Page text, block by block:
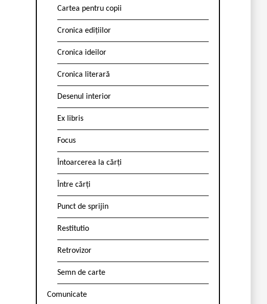
Cartea pentru copii
Cronica edițiilor
Cronica ideilor
Cronica literară
Desenul interior
Ex libris
Focus
Întoarcerea la cărți
Între cărți
Punct de sprijin
Restitutio
Retrovizor
Semn de carte
Comunicate